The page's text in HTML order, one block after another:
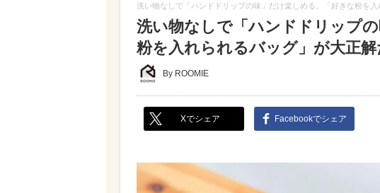
洗い物なしで「ハンドドリップの味」だけ楽しめる。「好きな粉を入
洗い物なしで「ハンドドリップ
粉を入れられるバッグ」が大正解
By ROOMIE
Xでシェア Facebookでシェア